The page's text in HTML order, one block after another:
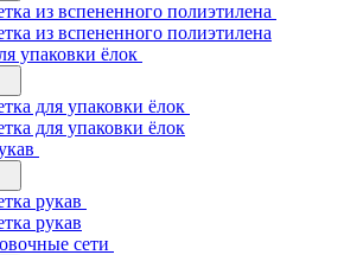
из вспененного полиэтилена
из вспененного полиэтилена
упаковки ёлок
для упаковки ёлок
для упаковки ёлок
рукав
рукав
сети